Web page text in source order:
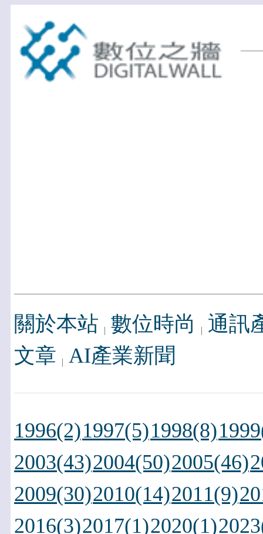
關於本站 數位時尚
通訊
文章 AI產業新聞
1996(2)1997(5)1998(8)
2003(43)2004(50)2005(46)
2009(30)2010(14)2011(9)
2016(3)2017(1)2020(1)